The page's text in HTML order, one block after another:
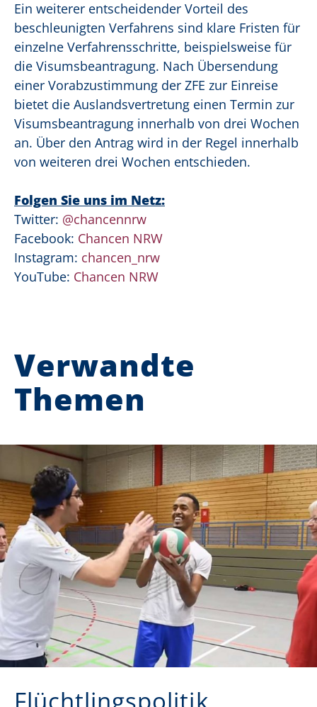
Ein weiterer entscheidender Vorteil des
beschleunigten Verfahrens sind klare Fristen für
einzelne Verfahrensschritte, beispielsweise für
die Visumsbeantragung. Nach Übersendung
einer Vorabzustimmung der ZFE zur Einreise
bietet die Auslandsvertretung einen Termin zur
Visumsbeantragung innerhalb von drei Wochen
an. Über den Antrag wird in der Regel innerhalb
von weiteren drei Wochen entschieden.
Folgen Sie uns im Netz:
Twitter: @chancennrw
Facebook: Chancen NRW
Instagram: chancen_nrw
YouTube: Chancen NRW
Verwandte
Themen